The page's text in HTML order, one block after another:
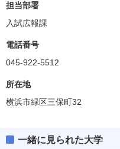
担当部署
入試広報課
電話番号
045-922-5512
所在地
横浜市緑区三保町32
一緒に見られた大学